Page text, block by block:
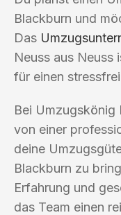
Blackburn und
Das
Neuss aus Neuss
für einen
Bei
von einer
deine
Blackburn zu
Erfahrung und
das Team einen